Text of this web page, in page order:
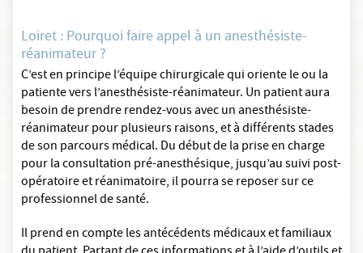
Loiret : Pourquoi faire appel à un anesthésiste-
réanimateur ?
C’est en principe l’équipe chirurgicale qui oriente le ou la
patiente vers l’anesthésiste-réanimateur. Un patient aura
besoin de prendre rendez-vous avec un anesthésiste-
réanimateur pour plusieurs raisons, et à différents stades
de son parcours médical. Du début de la prise en charge
pour la consultation pré-anesthésique, jusqu’au suivi post-
opératoire et réanimatoire, il pourra se reposer sur ce
professionnel de santé.
Il prend en compte les antécédents médicaux et familiaux